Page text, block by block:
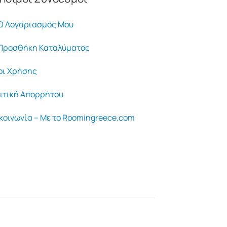
Λογαριασμός Μου
Καταλύματος
Χρήσης
Απορρήτου
– Με το Roomingreece.com